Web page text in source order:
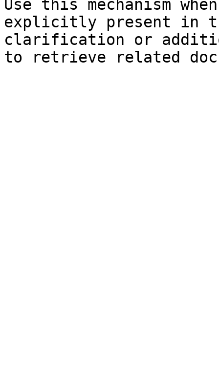
Use this mechanism
explicitly present in
clarification or